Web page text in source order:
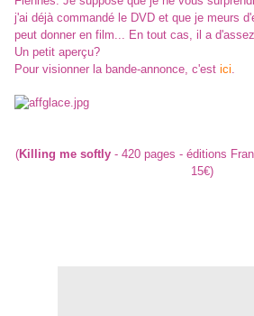
j'ai déjà commandé le DVD et que je meurs
peut donner en film... En tout cas, il a
Un petit aperçu?
Pour visionner la bande-annonce, c'est ici.
(Killing me softly- 420 pages - éditions
15€)